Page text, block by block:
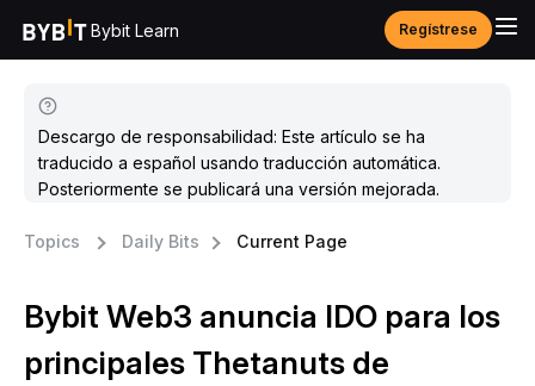
Bybit Learn Regístrese
Descargo de responsabilidad: Este artículo se ha
traducido a español usando traducción automática.
Posteriormente se publicará una versión mejorada.
Topics Daily Bits Current Page
Bybit Web3 anuncia IDO para los
principales Thetanuts de